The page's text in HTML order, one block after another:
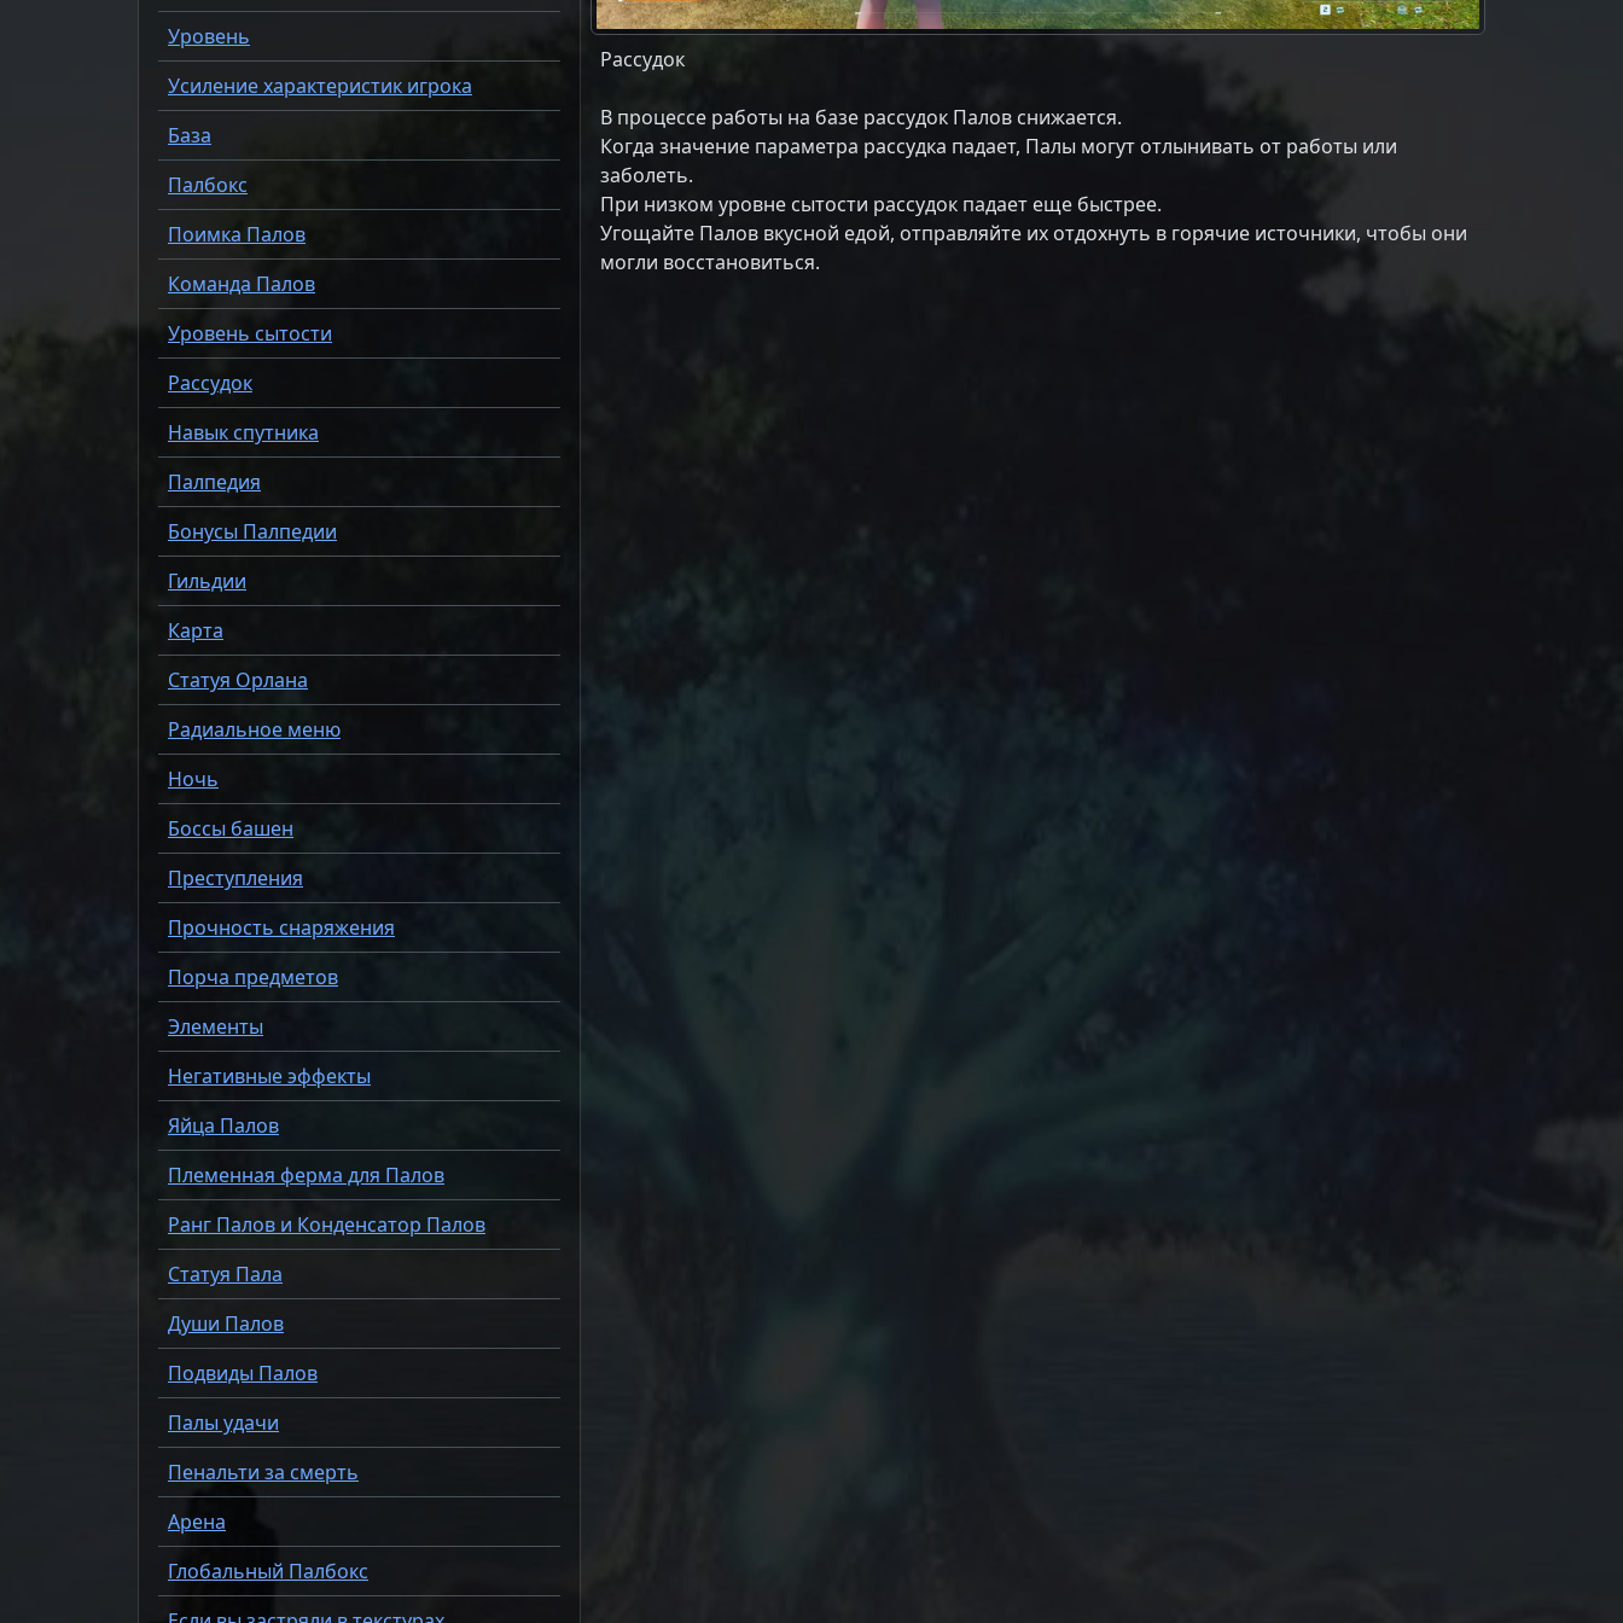
Уровень
Усиление характеристик игрока
База
Палбокс
Поимка Палов
Команда Палов
Уровень сытости
Рассудок
Навык спутника
Палпедия
Бонусы Палпедии
Гильдии
Карта
Статуя Орлана
Радиальное меню
Ночь
Боссы башен
Преступления
Прочность снаряжения
Порча предметов
Элементы
Негативные эффекты
Яйца Палов
Племенная ферма для Палов
Ранг Палов и Конденсатор Палов
Статуя Пала
Души Палов
Подвиды Палов
Палы удачи
Пенальти за смерть
Арена
Глобальный Палбокс
Рассудок
В процессе работы на базе рассудок Палов снижается.
Когда значение параметра рассудка падает, Палы могут отлынивать от работы или
заболеть.
При низком уровне сытости рассудок падает еще быстрее.
Угощайте Палов вкусной едой, отправляйте их отдохнуть в горячие источники, чтобы они
могли восстановиться.